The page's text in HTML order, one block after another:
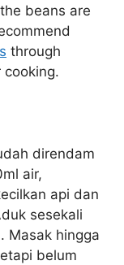
beans are
through
direndam
air,
api dan
sesekali
Masak hingga
belum